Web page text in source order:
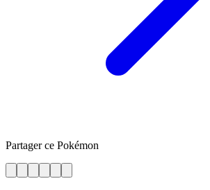
Partager ce Pokémon